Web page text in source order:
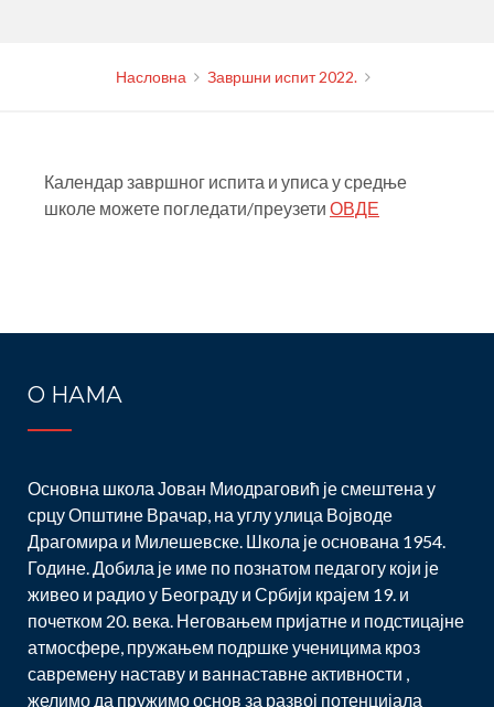
Насловна Завршни испит 2022.
Календар завршног испита и уписа у средње
школе можете погледати/преузети ОВДЕ
О НАМА
Основна школа Јован Миодраговић је смештена у
срцу Општине Врачар, на углу улица Војводе
Драгомира и Милешевске. Школа је основана 1954.
Године. Добила је име по познатом педагогу који је
живео и радио у Београду и Србији крајем 19. и
почетком 20. века. Неговањем пријатне и подстицајне
атмосфере, пружањем подршке ученицима кроз
савремену наставу и ваннаставне активности ,
желимо да пружимо основ за развој потенцијала